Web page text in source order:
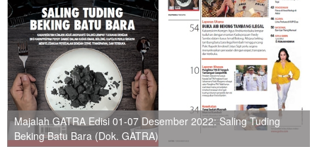
Majalah GATRA Edisi 01-07 Desember 2022: Saling Tuding
Beking Batu Bara (Dok. GATRA)